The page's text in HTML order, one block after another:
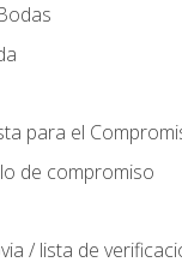
para el
de compromiso
/ lista de